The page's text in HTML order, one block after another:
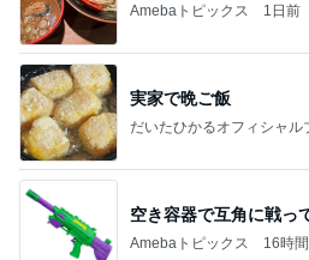
Amebaトピックス 1日前
実家で晩ご飯
だいたひかるオフィシャル
空き容器で互角に戦っ
Amebaトピックス 16時